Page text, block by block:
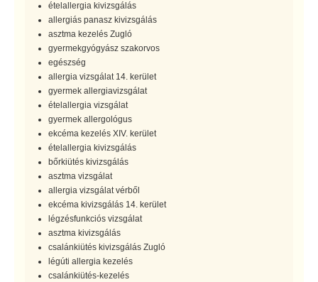
ételallergia kivizsgálás
allergiás panasz kivizsgálás
asztma kezelés Zugló
gyermekgyógyász szakorvos
egészség
allergia vizsgálat 14. kerület
gyermek allergiavizsgálat
ételallergia vizsgálat
gyermek allergológus
ekcéma kezelés XIV. kerület
ételallergia kivizsgálás
bőrkiütés kivizsgálás
asztma vizsgálat
allergia vizsgálat vérből
ekcéma kivizsgálás 14. kerület
légzésfunkciós vizsgálat
asztma kivizsgálás
csalánkiütés kivizsgálás Zugló
légúti allergia kezelés
csalánkiütés-kezelés